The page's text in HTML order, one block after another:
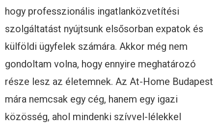
hogy professzionális ingatlanközvetítési
szolgáltatást nyújtsunk elsősorban expatok és
külföldi ügyfelek számára. Akkor még nem
gondoltam volna, hogy ennyire meghatározó
része lesz az életemnek. Az At-Home Budapest
mára nemcsak egy cég, hanem egy igazi
közösség, ahol mindenki szívvel-lélekkel